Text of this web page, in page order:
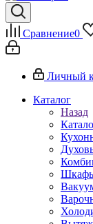
Сравнение0
Личный
Каталог
Назад
Шкафы